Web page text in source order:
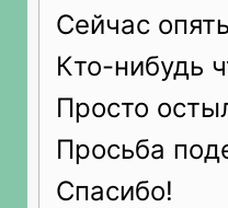
Сейчас
Кто-нибудь
Просто
Просьба
Спасибо!